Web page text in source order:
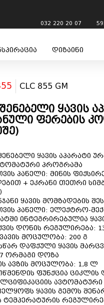
032 220 20 07
დიზაინი
CLC 855 GM
ყავის
ფერების
ყავის აპარატი
პროგრამა
პანელი: მინის
+ ეკრანი თეთრი
ყავის მომზადების
პანელი: ელექტრო-
ინტეგრირებულია
დონის რეგულირება:
მოცულობა: 200 გ
დაფქული ყავის
ორმაგი დოზა
ავზის მოცულობა: 1,8 ლ
ფუნქცია ციკლის
ავტომატური
ყავის გემოს
ტემპერატურის